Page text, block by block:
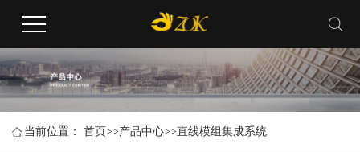
当前位置： 首页>>产品中心>>直线模组集成系统